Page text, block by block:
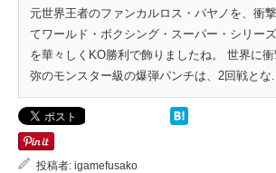
元世界王者のファンカルロス・パヤノを、衝
てワールド・ボクシング・スーパー・シリー
を華々しくKO勝利で飾りましたね。 世界に
弥のモンスター級の爆弾パンチは、2回戦とな...
投稿者: igamefusako